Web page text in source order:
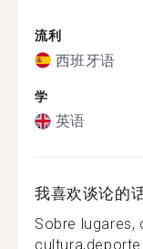
流利
西班牙语
学
英语
我喜欢谈论的
Sobre lugares,